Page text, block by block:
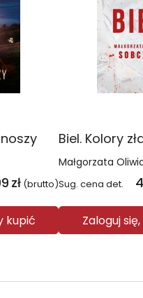
zł (brutto)
kupić
Małgorzata
Sug. cena det.
Zaloguj